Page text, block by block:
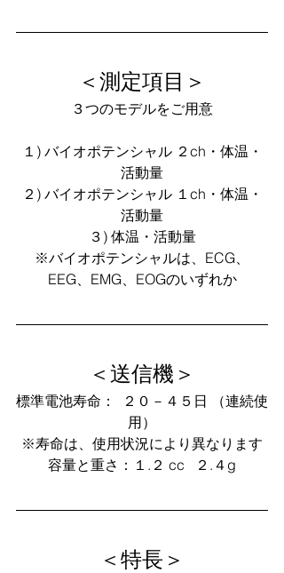
＜測定項目＞
３つのモデルをご用意
１) バイオポテンシャル ２ch・体温・
活動量
２) バイオポテンシャル １ch・体温・
活動量
３) 体温・活動量
※バイオポテンシャルは、ECG、
EEG、EMG、EOGのいずれか
＜送信機＞
標準電池寿命：  ２０－４５日 （連続使
用）
※寿命は、使用状況により異なります
容量と重さ：１.２ cc   ２.４g
＜特長＞